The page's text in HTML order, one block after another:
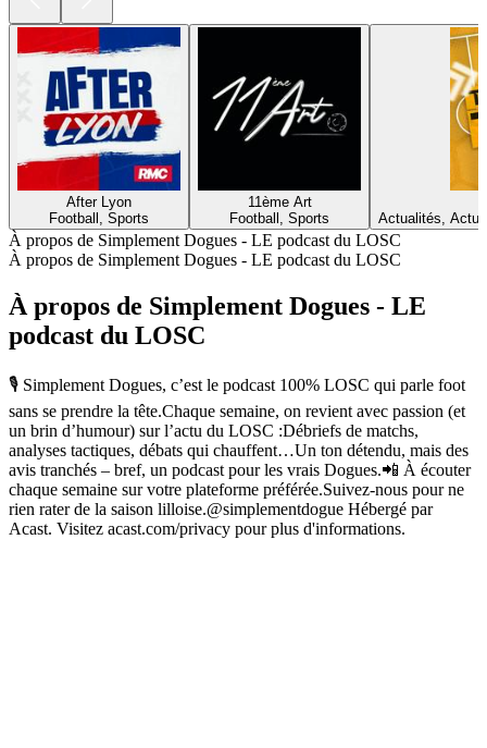
After Lyon
Football, Sports
11ème Art
Football, Sports
Actualités,
À propos de Simplement Dogues - LE podcast du LOSC
À propos de Simplement Dogues - LE podcast du LOSC
À propos de Simplement Dogues - LE
podcast du LOSC
🎙️ Simplement Dogues, c’est le podcast 100% LOSC qui parle foot
sans se prendre la tête.Chaque semaine, on revient avec passion (et
un brin d’humour) sur l’actu du LOSC :Débriefs de matchs,
analyses tactiques, débats qui chauffent…Un ton détendu, mais des
avis tranchés – bref, un podcast pour les vrais Dogues.📲 À écouter
chaque semaine sur votre plateforme préférée.Suivez-nous pour ne
rien rater de la saison lilloise.@simplementdogue Hébergé par
Acast. Visitez acast.com/privacy pour plus d'informations.